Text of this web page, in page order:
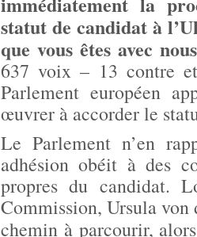
statut de candidat à
que vous êtes avec nous
637 voix – 13 contre
Parlement européen
œuvrer à accorder le
Le Parlement n’en
adhésion obéit à des
propres du candidat.
Commission, Ursula
chemin à parcourir,